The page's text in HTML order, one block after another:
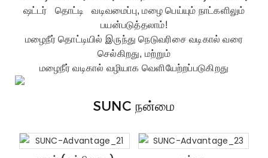
ஷட்டர் தொட்டி
வடிவமைப்பு, மழை பெய்யும் நாட்களிலும்
பயன்படுத்தலாம்!
மழைநீர் தொட்டியில் இருந்து நெடுவரிசை வடிகால் வரை
செல்கிறது, மற்றும்
மழைநீர் வடிகால் வழியாக வெளியேற்றப்படுகிறது
SUNC நன்மை